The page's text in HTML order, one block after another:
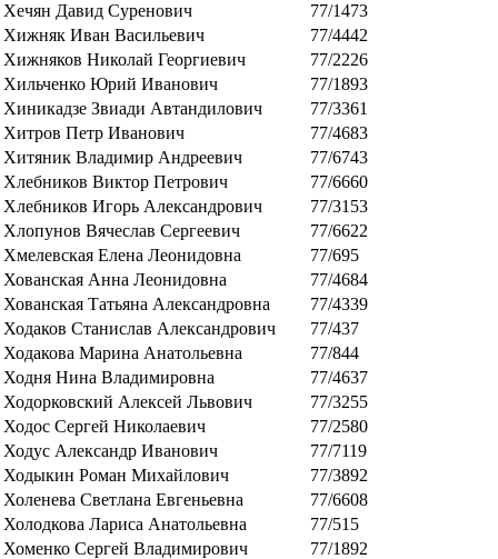
Хечян Давид Суренович
77/1473
Хижняк Иван Васильевич
77/4442
Хижняков Николай Георгиевич
77/2226
Хильченко Юрий Иванович
77/1893
Хиникадзе Звиади Автандилович
77/3361
Хитров Петр Иванович
77/4683
Хитяник Владимир Андреевич
77/6743
Хлебников Виктор Петрович
77/6660
Хлебников Игорь Александрович
77/3153
Хлопунов Вячеслав Сергеевич
77/6622
Хмелевская Елена Леонидовна
77/695
Хованская Анна Леонидовна
77/4684
Хованская Татьяна Александровна
77/4339
Ходаков Станислав Александрович
77/437
Ходакова Марина Анатольевна
77/844
Ходня Нина Владимировна
77/4637
Ходорковский Алексей Львович
77/3255
Ходос Сергей Николаевич
77/2580
Ходус Александр Иванович
77/7119
Ходыкин Роман Михайлович
77/3892
Холенева Светлана Евгеньевна
77/6608
Холодкова Лариса Анатольевна
77/515
Хоменко Сергей Владимирович
77/1892